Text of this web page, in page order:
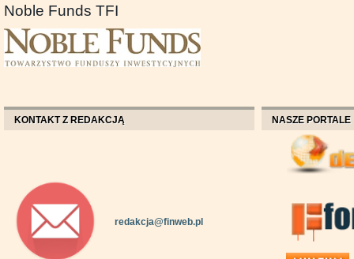
Noble Funds TFI
KONTAKT Z REDAKCJĄ
redakcja@finweb.pl
NASZE PORTALE